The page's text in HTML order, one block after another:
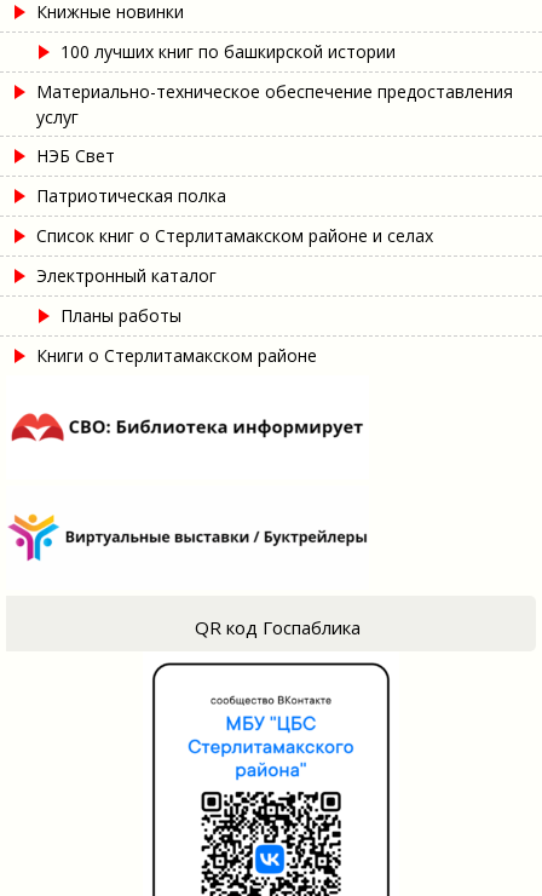
Книжные новинки
100 лучших книг по башкирской истории
Материально-техническое обеспечение предоставления
услуг
НЭБ Свет
Патриотическая полка
Список книг о Стерлитамакском районе и селах
Электронный каталог
Планы работы
Книги о Стерлитамакском районе
QR код Госпаблика